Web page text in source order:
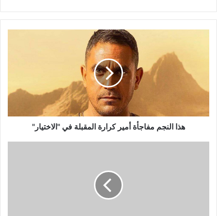
المقبلة
في
هذا النجم مفاجأة أمير كرارة المقبلة في "الاختيار"